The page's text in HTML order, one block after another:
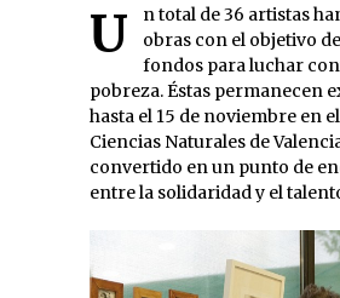
Un total de 36 artistas han donado
obras con el objetivo
fondos para luchar
pobreza. Éstas permanecen
hasta el 15 de noviembre en
Ciencias Naturales de
convertido en un punto de
entre la solidaridad y el